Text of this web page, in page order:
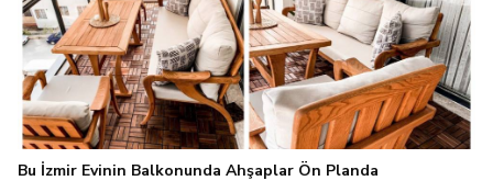
Bu İzmir Evinin Balkonunda Ahşaplar Ön Planda